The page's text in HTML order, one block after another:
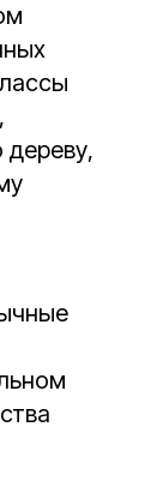
дереву,